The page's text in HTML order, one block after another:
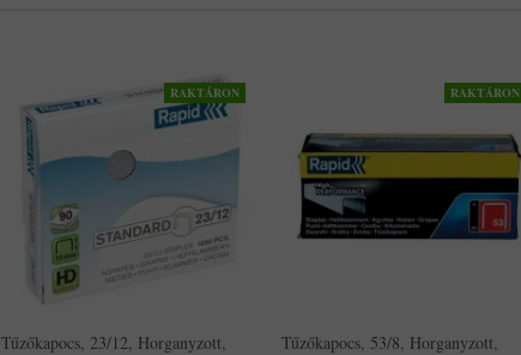
RAKTÁRON
Tűzőkapocs, 23/12, Horganyzott,
RAKTÁRON
Tűzőkapocs, 53/8, Horganyzott,